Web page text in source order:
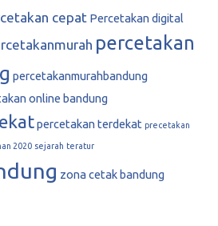
cepat Percetakan digital
percetakan
percetakanmurahbandung
online bandung
percetakan terdekat precetakan
2020 sejarah teratur
zona cetak bandung